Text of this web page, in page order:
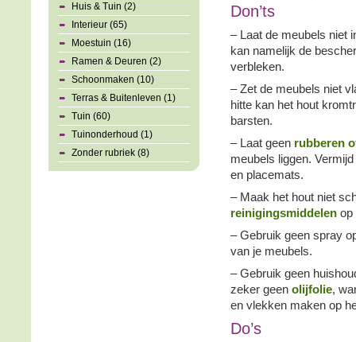
Huis & Tuin (2)
Interieur (65)
Moestuin (16)
Ramen & Deuren (2)
Schoonmaken (10)
Terras & Buitenleven (1)
Tuin (60)
Tuinonderhoud (1)
Zonder rubriek (8)
Don’ts
– Laat de meubels niet
kan namelijk de
verbleken.
– Zet de meubels niet
hitte kan het hout
barsten.
– Laat geen rubberen
meubels liggen.
en placemats.
– Maak het hout niet
reinigingsmiddelen op
– Gebruik geen spray
van je meubels.
– Gebruik geen
zeker geen olijfolie,
en vlekken maken op
Do’s